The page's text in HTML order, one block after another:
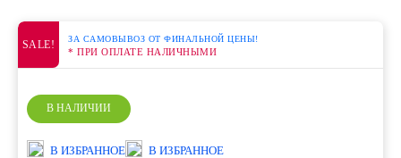
SALE! ЗА САМОВЫВОЗ ОТ ФИНАЛЬНОЙ ЦЕНЫ!
* ПРИ ОПЛАТЕ НАЛИЧНЫМИ
В НАЛИЧИИ
В ИЗБРАННОЕ В ИЗБРАННОЕ